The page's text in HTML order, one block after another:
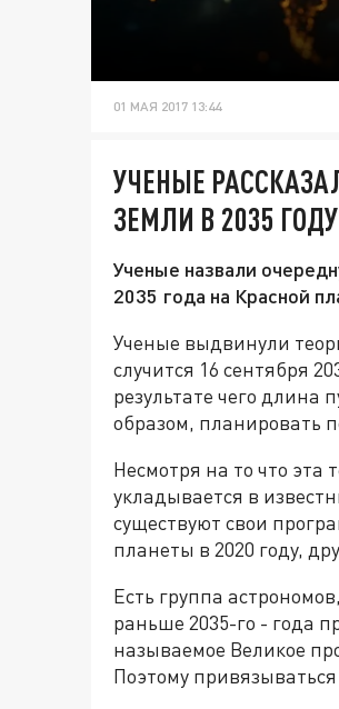
01 МАЯ 2017 13:44
УЧЕНЫЕ
ЗЕМЛИ В 2035 ГОДУ
Ученые назвали
2035 года на Красной
Ученые выдвинули
случится 16 сентября
результате чего длина
образом, планировать
Несмотря на то что эта
укладывается в
существуют свои
планеты в 2020 году,
Есть группа
раньше 2035-го - года
называемое Великое
Поэтому